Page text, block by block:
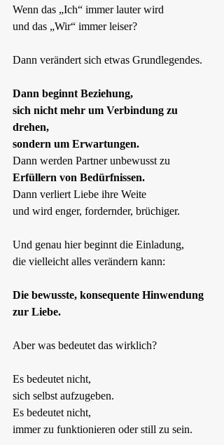
Wenn das „Ich“ immer lauter wird
und das „Wir“ immer leiser?
Dann verändert sich etwas Grundlegendes.
Dann beginnt Beziehung,
sich nicht mehr um Verbindung zu
drehen,
sondern um Erwartungen.
Dann werden Partner unbewusst zu
Erfüllern von Bedürfnissen.
Dann verliert Liebe ihre Weite
und wird enger, fordernder, brüchiger.
Und genau hier beginnt die Einladung,
die vielleicht alles verändern kann:
Die bewusste, konsequente Hinwendung
zur Liebe.
Aber was bedeutet das wirklich?
Es bedeutet nicht,
sich selbst aufzugeben.
Es bedeutet nicht,
immer zu funktionieren oder still zu sein.